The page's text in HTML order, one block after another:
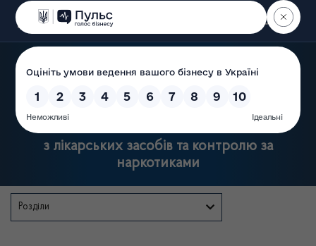
Пошук
Державна служба України
з лікарських засобів та контролю за
наркотиками
Розділи